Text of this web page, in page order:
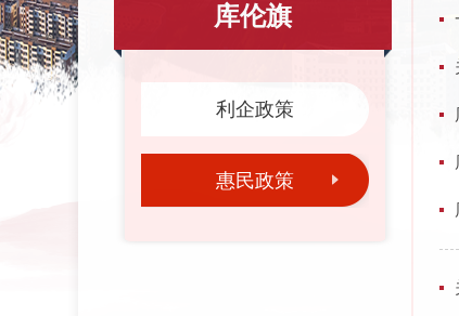
库伦旗
利企政策
惠民政策